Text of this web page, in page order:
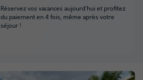
Réservez vos vacances aujourd'hui et profitez
du paiement en 4 fois, même après votre
séjour !